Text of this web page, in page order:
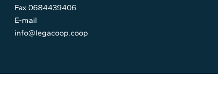
Fax 0684439406
E-mail
info@legacoop.coop